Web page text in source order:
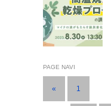
PAGE NAVI
« 1